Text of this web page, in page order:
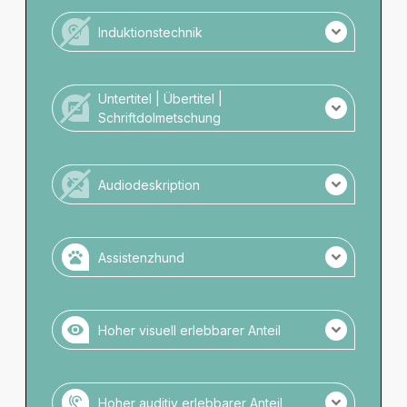
Induktionstechnik
Untertitel | Übertitel |
Schriftdolmetschung
Audiodeskription
Assistenzhund
Zugelassene Räume: Saal
Hoher visuell erlebbarer Anteil
Hoher auditiv erlebbarer Anteil